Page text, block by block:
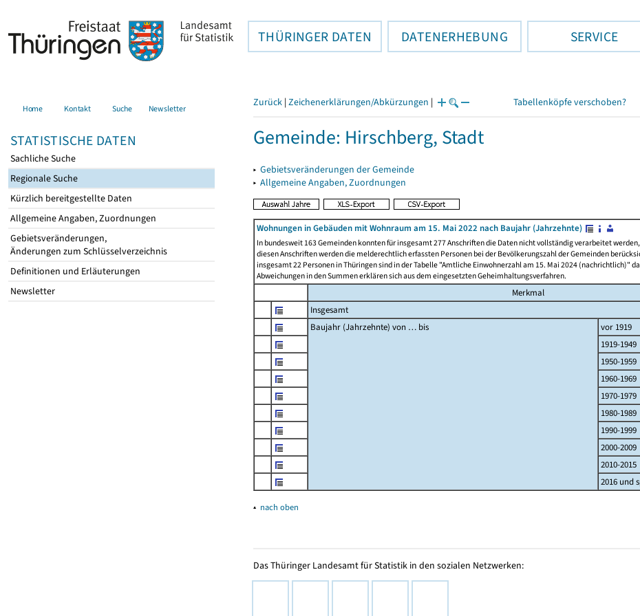
THÜRINGER DATEN DATENERHEBUNG SERVICE
Home Kontakt Suche Newsletter
STATISTISCHE DATEN
Sachliche Suche
Regionale Suche
Kürzlich bereitgestellte Daten
Allgemeine Angaben, Zuordnungen
Gebietsveränderungen,
Änderungen zum Schlüsselverzeichnis
Definitionen und Erläuterungen
Newsletter
Zurück | Zeichenerklärungen/Abkürzungen | Tabellenköpfe verschoben?
Gemeinde: Hirschberg, Stadt
▸ Gebietsveränderungen der Gemeinde
▸ Allgemeine Angaben, Zuordnungen
Wohnungen in Gebäuden mit Wohnraum am 15. Mai 2022 nach Baujahr (Jahrzehnte)
In bundesweit 163 Gemeinden konnten für insgesamt 277 Anschriften die Daten nicht vollständig verarbeitet
diesen Anschriften werden die melderechtlich erfassten Personen bei der Bevölkerungszahl der Gemeinden
insgesamt 22 Personen in Thüringen sind in der Tabelle "Amtliche Einwohnerzahl am 15. Mai 2024 (nachrichtlich)"
Abweichungen in den Summen erklären sich aus dem eingesetzten Geheimhaltungsverfahren.
Merkmal
Insgesamt
Baujahr (Jahrzehnte) von … bis
vor 1919
1919-1949
1950-1959
1960-1969
1970-1979
1980-1989
1990-1999
2000-2009
2010-2015
2016 und
▴ nach oben
Das Thüringer Landesamt für Statistik in den sozialen Netzwerken: